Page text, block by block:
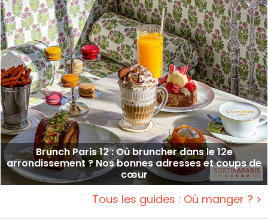
Brunch Paris 12 : Où bruncher dans le 12e
arrondissement ? Nos bonnes adresses et coups de
cœur
Tous les guides : Où manger ? >